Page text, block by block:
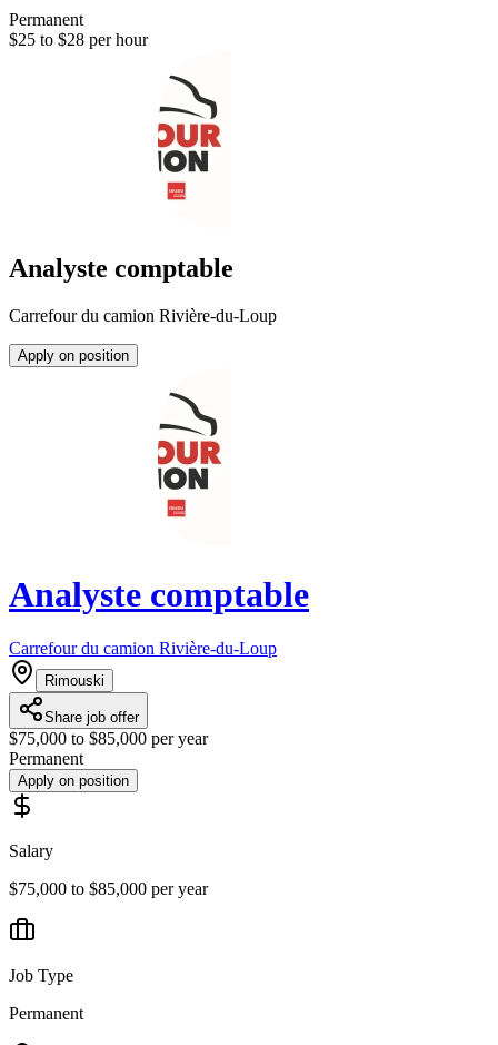
Permanent
$25 to $28 per hour
Analyste comptable
Carrefour du camion Rivière-du-Loup
Apply on position
Analyste comptable
Carrefour du camion Rivière-du-Loup
Rimouski
Share job offer
$75,000 to $85,000 per year
Permanent
Apply on position
Salary
$75,000 to $85,000 per year
Job Type
Permanent